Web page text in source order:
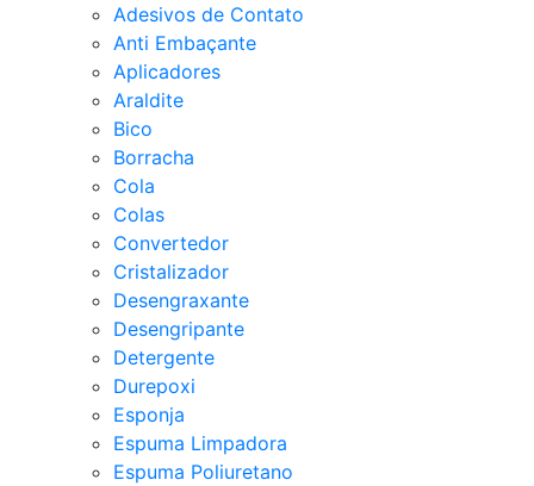
Adesivos de Contato
Anti Embaçante
Aplicadores
Araldite
Bico
Borracha
Cola
Colas
Convertedor
Cristalizador
Desengraxante
Desengripante
Detergente
Durepoxi
Esponja
Espuma Limpadora
Espuma Poliuretano